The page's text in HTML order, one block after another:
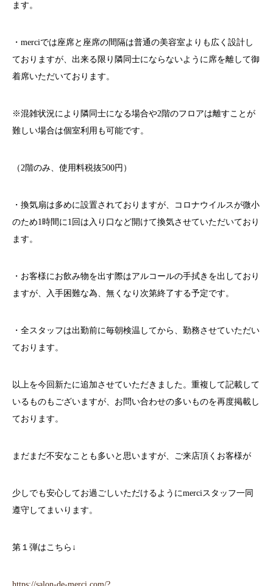
ます。
・merciでは座席と座席の間隔は普通の美容室よりも広く設計し
ておりますが、出来る限り隣同士にならないように席を離して御
着席いただいております。
※混雑状況により隣同士になる場合や2階のフロアは離すことが
難しい場合は個室利用も可能です。
（2階のみ、使用料税抜500円）
・換気扇は多めに設置されておりますが、コロナウイルスが微小
のため1時間に1回は入り口など開けて換気させていただいており
ます。
・お客様にお飲み物を出す際はアルコールの手拭きを出しており
ますが、入手困難な為、無くなり次第終了する予定です。
・全スタッフは出勤前に毎朝検温してから、勤務させていただい
ております。
以上を今回新たに追加させていただきました。重複して記載して
いるものもございますが、お問い合わせの多いものを再度掲載し
ております。
まだまだ不安なことも多いと思いますが、ご来店頂くお客様が
少しでも安心してお過ごしいただけるようにmerciスタッフ一同
遵守してまいります。
第１弾はこちら↓